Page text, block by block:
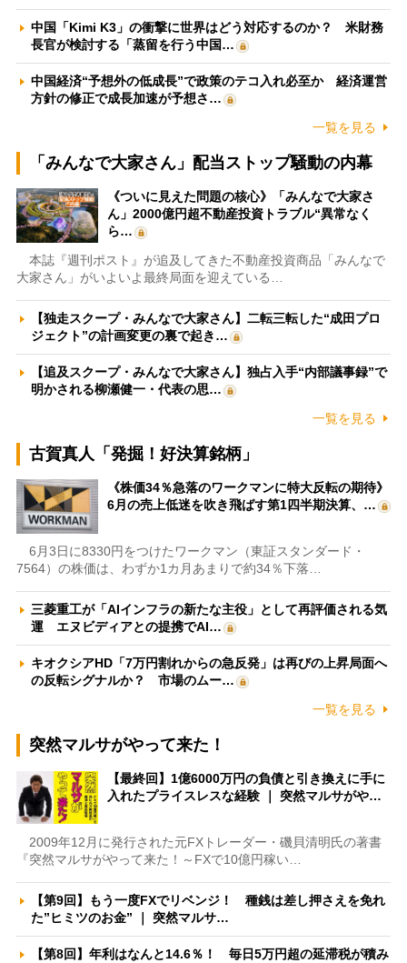
中国「Kimi K3」の衝撃に世界はどう対応するのか？ 米財務
長官が検討する「蒸留を行う中国…
中国経済“予想外の低成長”で政策のテコ入れ必至か 経済運営
方針の修正で成長加速が予想さ…
一覧を見る
「みんなで大家さん」配当ストップ騒動の内幕
《ついに見えた問題の核心》「みんなで大家さ
ん」2000億円超不動産投資トラブル“異常なく
ら…
本誌『週刊ポスト』が追及してきた不動産投資商品「みんなで
大家さん」がいよいよ最終局面を迎えている…
【独走スクープ・みんなで大家さん】二転三転した“成田プロ
ジェクト”の計画変更の裏で起き…
【追及スクープ・みんなで大家さん】独占入手“内部議事録”で
明かされる柳瀬健一・代表の思…
一覧を見る
古賀真人「発掘！好決算銘柄」
《株価34％急落のワークマンに特大反転の期待》
6月の売上低迷を吹き飛ばす第1四半期決算、…
6月3日に8330円をつけたワークマン（東証スタンダード・
7564）の株価は、わずか1カ月あまりで約34％下落…
三菱重工が「AIインフラの新たな主役」として再評価される気
運 エヌビディアとの提携でAI…
キオクシアHD「7万円割れからの急反発」は再びの上昇局面へ
の反転シグナルか？ 市場のムー…
一覧を見る
突然マルサがやって来た！
【最終回】1億6000万円の負債と引き換えに手に
入れたプライスレスな経験 ｜ 突然マルサがや…
2009年12月に発行された元FXトレーダー・磯貝清明氏の著書
『突然マルサがやって来た！～FXで10億円稼い…
【第9回】もう一度FXでリベンジ！ 種銭は差し押さえを免れ
た”ヒミツのお金” ｜ 突然マルサ…
【第8回】年利はなんと14.6％！ 毎日5万円超の延滞税が積み